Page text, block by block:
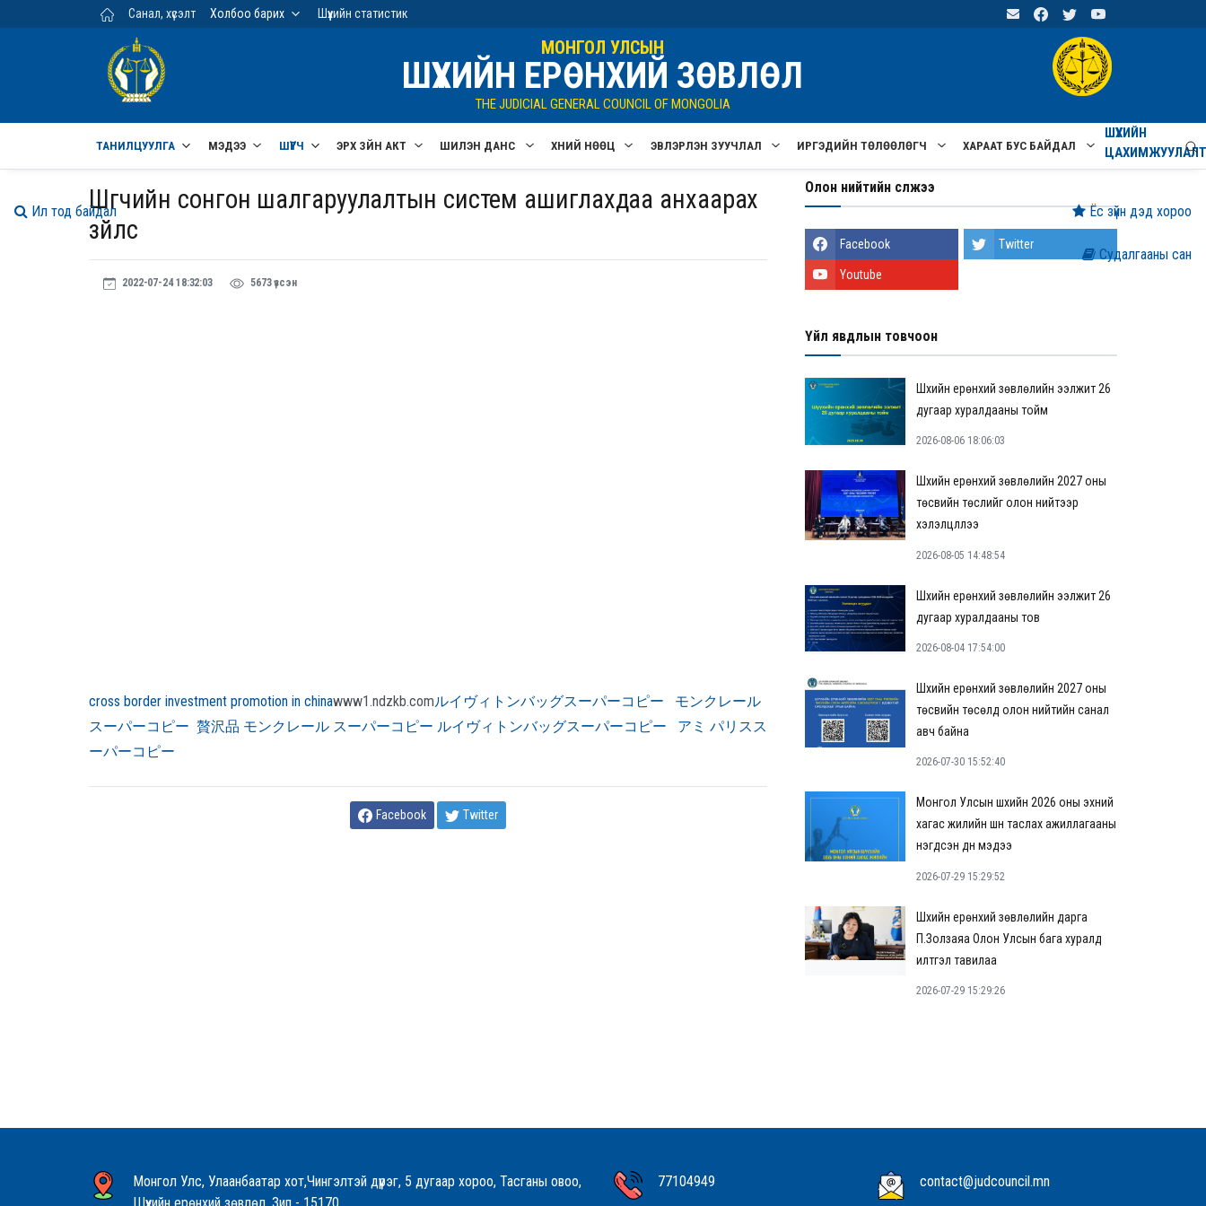
Үндсэн агуулга руу шилжих
Санал, хүсэлт Холбоо барих Шүүхийн статистик
МОНГОЛ УЛСЫН
ШҮҮХИЙН ЕРӨНХИЙ ЗӨВЛӨЛ
THE JUDICIAL GENERAL COUNCIL OF MONGOLIA
ТАНИЛЦУУЛГА МЭДЭЭ ШҮҮГЧ ЭРХ ЗҮЙН АКТ ШИЛЭН ДАНС ХҮНИЙ НӨӨЦ ЭВЛЭРҮҮЛЭН ЗУУЧЛАЛ ИРГЭДИЙН ТӨЛӨӨЛӨГЧ ХАРААТ БУС БАЙДАЛ
ШҮҮХИЙН
Шүүгчийн сонгон шалгаруулалтын систем ашиглахдаа анхаарах
зүйлс
2022-07-24 18:32:03 5673 үзсэн
cross border investment promotion in chinawww1.ndzkb.comルイヴィトンバッグスーパーコピー
モンクレール
スーパーコピー 贅沢品 モンクレール スーパーコピー ルイヴィトンバッグスーパーコピー
アミ パリスス
ーパーコピー
Facebook Twitter
Олон нийтийн сүлжээ
Facebook Twitter
Youtube
Үйл явдлын товчоон
Шүүхийн ерөнхий зөвлөлийн ээлжит 26
дугаар хуралдааны тойм
2026-08-06 18:06:03
Шүүхийн ерөнхий зөвлөлийн 2027 оны
төсвийн төслийг олон нийтээр
хэлэлцүүллээ
2026-08-05 14:48:54
Шүүхийн ерөнхий зөвлөлийн ээлжит 26
дугаар хуралдааны тов
2026-08-04 17:54:00
Шүүхийн ерөнхий зөвлөлийн 2027 оны
төсвийн төсөлд олон нийтийн санал
авч байна
2026-07-30 15:52:40
Монгол Улсын шүүхийн 2026 оны эхний
хагас жилийн шүүн таслах ажиллагааны
нэгдсэн дүн мэдээ
2026-07-29 15:29:52
Шүүхийн ерөнхий зөвлөлийн дарга
П.Золзаяа Олон Улсын бага хуралд
илтгэл тавилаа
2026-07-29 15:29:26
Монгол Улс, Улаанбаатар хот,Чингэлтэй дүүрэг, 5 дугаар хороо, Тасганы овоо,
77104949 contact@judcouncil.mn
Судалгааны сан
Ёс зүйн дэд хороо
Ил тод байдал